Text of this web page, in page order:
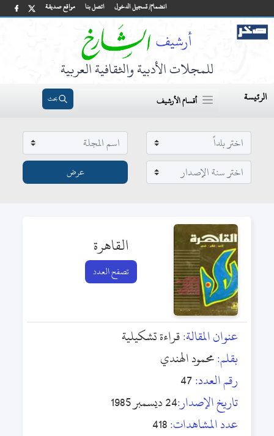
مواقع صديقة اتصل بنا انضمام/ تسجيل الدخول
للمجلات الأدبية والثقافية العربية
الرئيسة أقسام الأرشيف بحث
القاهرة
تصفح العدد
عنوان المقالة:قراءة تشكيلية
بقلم:محمود الهندي
رقم العدد:47
تاريخ الإصدار:24 ديسمبر 1985
عدد المشاهدات:418